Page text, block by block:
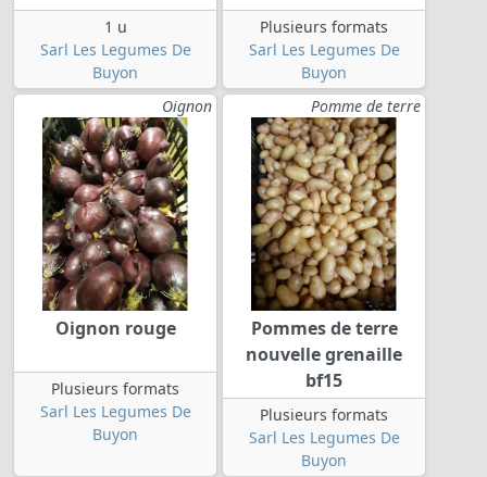
1 u
Sarl Les Legumes De
Buyon
Plusieurs formats
Sarl Les Legumes De
Buyon
Oignon
Oignon rouge
Plusieurs formats
Sarl Les Legumes De
Buyon
Pomme de terre
Pommes de terre
nouvelle grenaille
bf15
Plusieurs formats
Sarl Les Legumes De
Buyon